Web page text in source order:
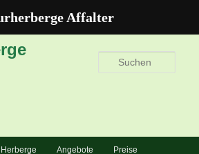
Angebote Preise
Affalter